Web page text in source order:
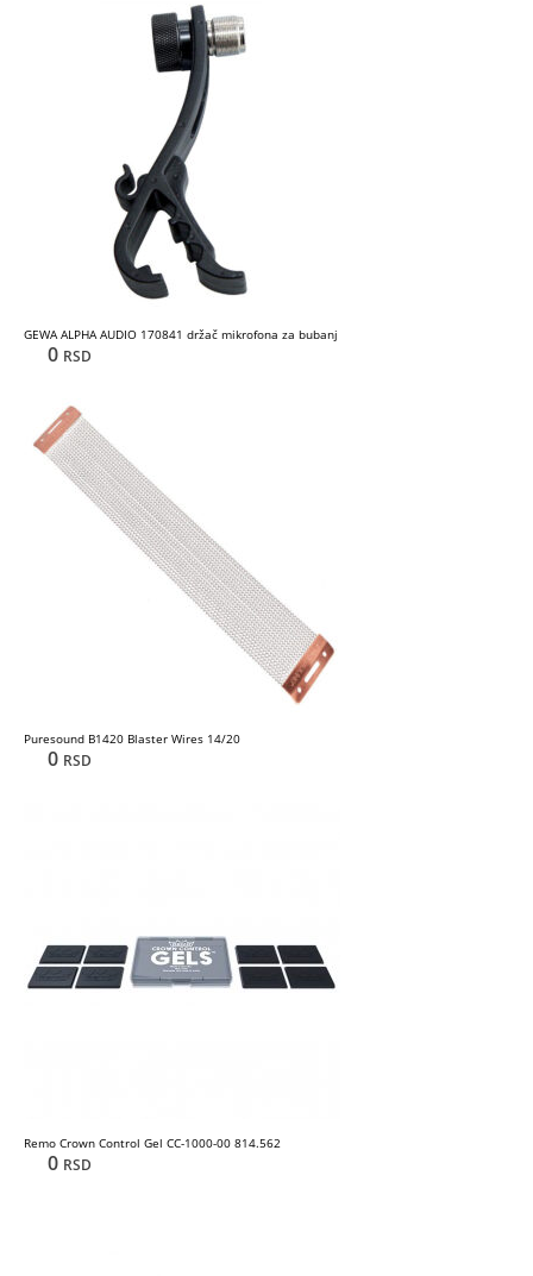
GEWA ALPHA AUDIO 170841 držač mikrofona za bubanj
0 RSD
Puresound B1420 Blaster Wires 14/20
0 RSD
Remo Crown Control Gel CC-1000-00 814.562
0 RSD